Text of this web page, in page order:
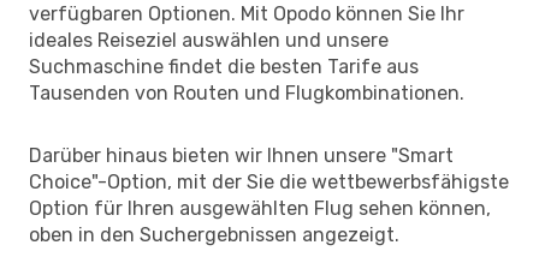
verfügbaren Optionen. Mit Opodo können Sie Ihr
ideales Reiseziel auswählen und unsere
Suchmaschine findet die besten Tarife aus
Tausenden von Routen und Flugkombinationen.
Darüber hinaus bieten wir Ihnen unsere "Smart
Choice"-Option, mit der Sie die wettbewerbsfähigste
Option für Ihren ausgewählten Flug sehen können,
oben in den Suchergebnissen angezeigt.